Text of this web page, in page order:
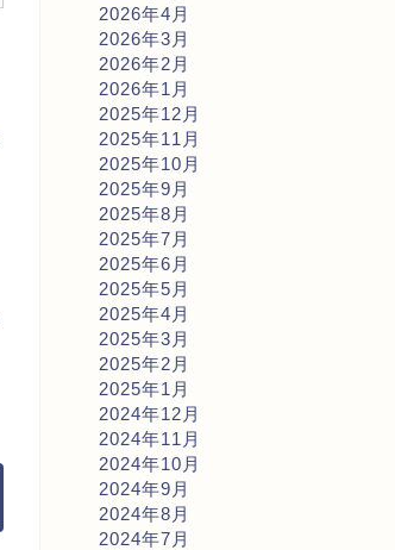
2026年4月
2026年3月
2026年2月
2026年1月
2025年12月
2025年11月
2025年10月
2025年9月
2025年8月
2025年7月
2025年6月
2025年5月
2025年4月
2025年3月
2025年2月
2025年1月
2024年12月
2024年11月
2024年10月
2024年9月
2024年8月
2024年7月